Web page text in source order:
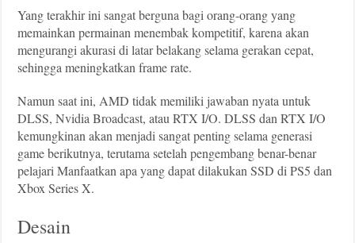
Yang terakhir ini sangat berguna bagi orang-orang yang
memainkan permainan menembak kompetitif, karena akan
mengurangi akurasi di latar belakang selama gerakan cepat,
sehingga meningkatkan frame rate.
Namun saat ini, AMD tidak memiliki jawaban nyata untuk
DLSS, Nvidia Broadcast, atau RTX I/O. DLSS dan RTX I/O
kemungkinan akan menjadi sangat penting selama generasi
game berikutnya, terutama setelah pengembang benar-benar
pelajari Manfaatkan apa yang dapat dilakukan SSD di PS5 dan
Xbox Series X.
Desain